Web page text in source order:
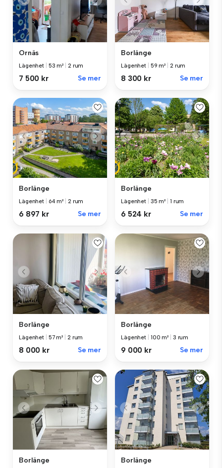
Ornäs
Lägenhet 53 m² 2 rum
7 500 kr Se mer
Borlänge
Lägenhet 59 m² 2 rum
8 300 kr Se mer
Borlänge
Lägenhet 64 m² 2 rum
6 897 kr Se mer
Borlänge
Lägenhet 35 m² 1 rum
6 524 kr Se mer
Borlänge
Lägenhet 57 m² 2 rum
8 000 kr Se mer
Borlänge
Lägenhet 100 m² 3 rum
9 000 kr Se mer
Borlänge Borlänge